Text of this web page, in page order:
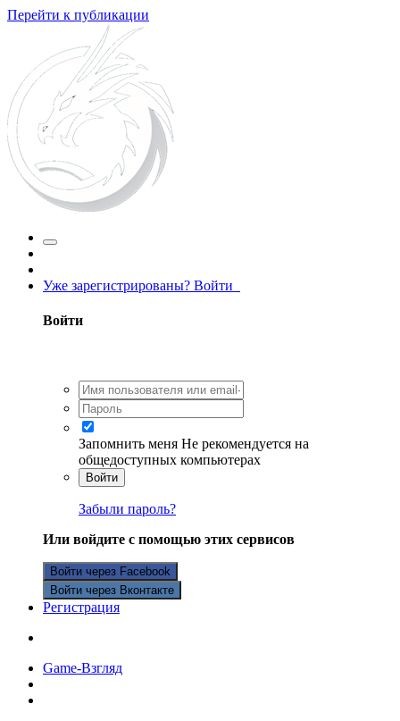
Перейти к публикации
Уже зарегистрированы? Войти
Войти
Запомнить меня Не рекомендуется на
общедоступных компьютерах
Войти
Забыли пароль?
Или войдите с помощью этих сервисов
Войти через Facebook
Войти через Вконтакте
Регистрация
Game-Взгляд